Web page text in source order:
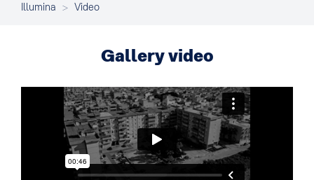
Illumina > Video
Gallery video